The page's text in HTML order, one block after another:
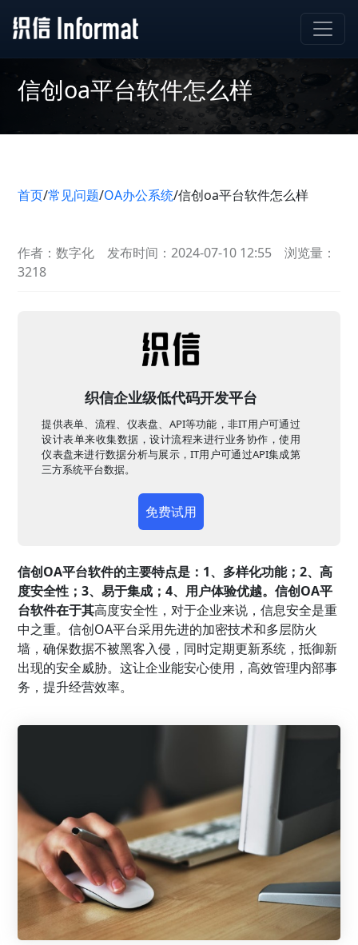
信创oa平台软件怎么样
首页/常见问题/OA办公系统/信创oa平台软件怎么样
作者：数字化 发布时间：2024-07-10 12:55
浏览量：
3218
织信企业级低代码开发平台
提供表单、流程、仪表盘、API等功能，非IT用户可通过
设计表单来收集数据，设计流程来进行业务协作，使用
仪表盘来进行数据分析与展示，IT用户可通过API集成第
三方系统平台数据。
免费试用
信创OA平台软件的主要特点是：1、多样化功能；2、高
度安全性；3、易于集成；4、用户体验优越。信创OA平
台软件在于其高度安全性，对于企业来说，信息安全是重
中之重。信创OA平台采用先进的加密技术和多层防火
墙，确保数据不被黑客入侵，同时定期更新系统，抵御新
出现的安全威胁。这让企业能安心使用，高效管理内部事
务，提升经营效率。